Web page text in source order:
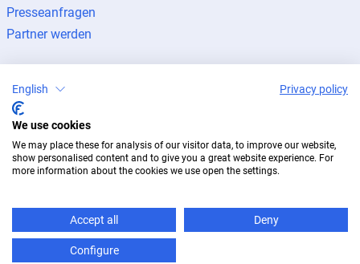
Presseanfragen
Partner werden
ImpressumDatenschutz
© 2026 BUG Aluminium-Systeme
English Privacy policy
We use cookies
We may place these for analysis of our visitor data, to improve our website,
show personalised content and to give you a great website experience. For
more information about the cookies we use open the settings.
Accept all Deny
Configure